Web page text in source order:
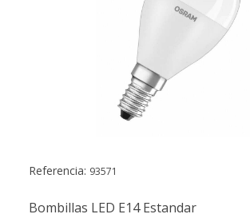
Referencia: 93571
Bombillas LED E14 Estandar